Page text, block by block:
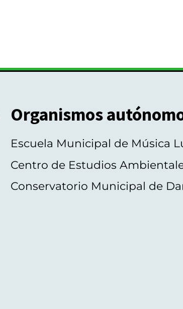
Organismos
Escuela Municipal de Música
Centro de Estudios
Conservatorio Municipal de